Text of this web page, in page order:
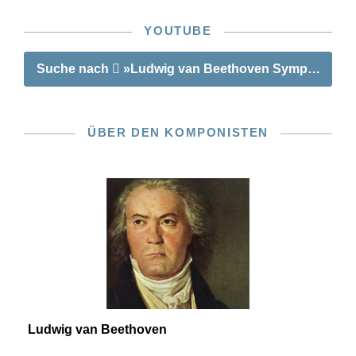
YOUTUBE
Suche nach »Ludwig van Beethoven Symphonie
ÜBER DEN KOMPONISTEN
Ludwig van Beethoven